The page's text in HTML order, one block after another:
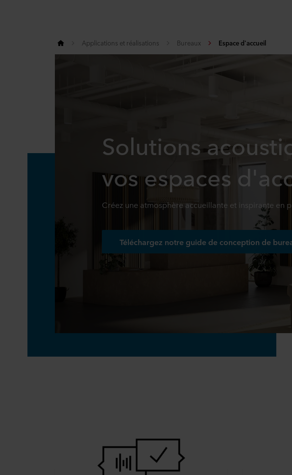
Applications et réalisations Bureaux Espace d'accueil
Solutions
vos espaces
Créez une atmosphère accueillante et inspirante en
Téléchargez notre guide de conception de